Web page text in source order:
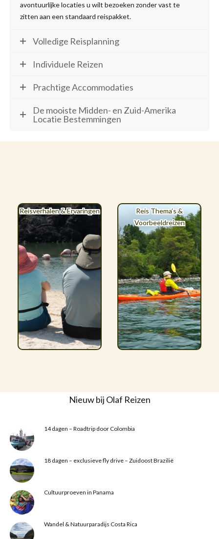
avontuurlijke locaties u wilt bezoeken zonder vast te
zitten aan een standaard reispakket.
Volledige Reisplanning
Individuele Reizen
Prachtige Accommodaties
De mooiste Midden- en Zuid-Amerika
Locatie Bestemmingen
Reisverhalen & Ervaringen
Reis Thema’s &
Voorbeeldreizen
Nieuw bij Olaf Reizen
14 dagen – Roadtrip door Colombia
18 dagen – exclusieve fly drive – Zuidoost Brazilië
Cultuurproeven in Panama
Wandel & Natuurparadijs Costa Rica